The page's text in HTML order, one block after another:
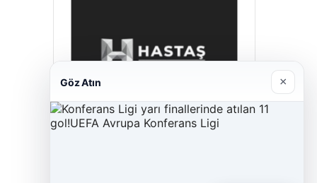
Göz Atın ×